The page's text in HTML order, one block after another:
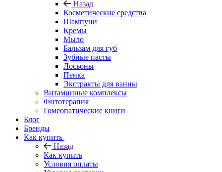
Назад
Косметические средства
Шампуни
Кремы
Мыло
Бальзам для губ
Зубные пасты
Лосьоны
Пенка
Экстракты для ванны
Витаминные комплексы
Фитотерапия
Гомеопатические книги
Блог
Бренды
Как купить
Назад
Как купить
Условия оплаты